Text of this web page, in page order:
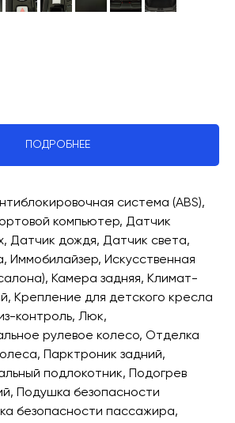
ПОДРОБНЕЕ
система (ABS),
компьютер, Датчик
Датчик дождя, Датчик света,
Иммобилайзер, Искусственная
Камера задняя, Климат-
Крепление для детского кресла
контроль, Люк,
рулевое колесо, Отделка
Парктроник задний,
подлокотник, Подогрев
Подушка безопасности
безопасности пассажира,